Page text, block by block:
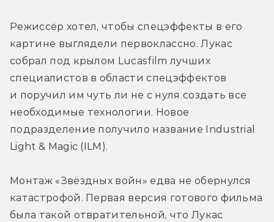
Режиссёр хотел, чтобы спецэффекты в его
картине выглядели первоклассно. Лукас
собрал под крылом Lucasfilm лучших
специалистов в области спецэффектов
и поручил им чуть ли не с нуля создать все
необходимые технологии. Новое
подразделение получило название Industrial
Light & Magic (ILM).
Монтаж «Звёздных войн» едва не обернулся
катастрофой. Первая версия готового фильма
была такой отвратительной, что Лукас